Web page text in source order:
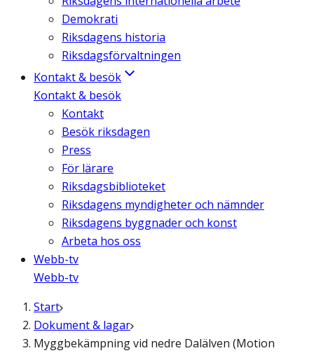
Demokrati
Riksdagens historia
Riksdagsförvaltningen
Kontakt & besök
Kontakt & besök
Kontakt
Besök riksdagen
Press
För lärare
Riksdagsbiblioteket
Riksdagens myndigheter och nämnder
Riksdagens byggnader och konst
Arbeta hos oss
Webb-tv
Webb-tv
Start
Dokument & lagar
Myggbekämpning vid nedre Dalälven (Motion